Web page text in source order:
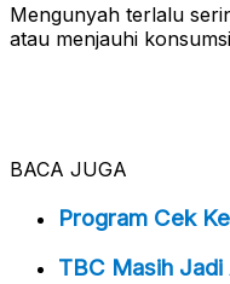
Mengunyah terlalu
atau menjauhi
BACA JUGA
Program Cek
TBC Masih